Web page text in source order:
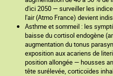
d'ici 2050 — surveiller les
l'air (Atmo France) devient
Asthme et sommeil : les
baisse du cortisol endogène
augmentation du tonus
exposition aux acariens de
position allongée — housses
tête surélevée, corticoïdes